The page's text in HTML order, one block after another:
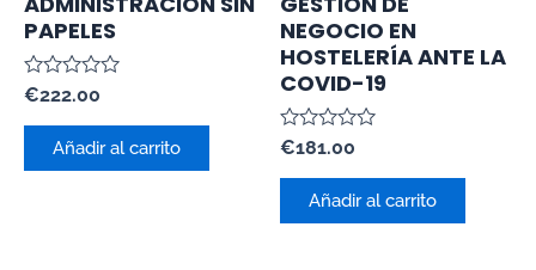
PAPELES
Valorado
0
€222.00
Añadir al carrito
NEGOCIO EN
HOSTELERÍA ANTE LA
COVID-19
Valorado
0
€181.00
Añadir al carrito